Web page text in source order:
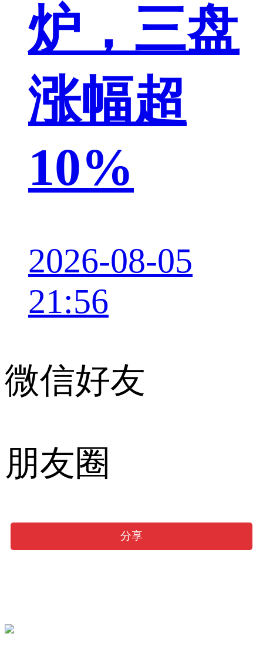
炉，三盘
涨幅超
10%
2026-08-05
21:56
微信好友
朋友圈
分享